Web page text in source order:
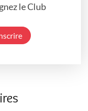
le Club